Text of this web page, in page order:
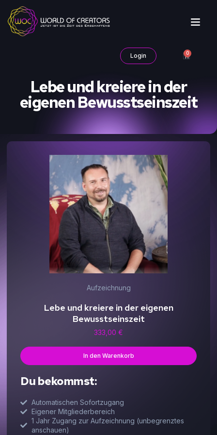
Login 0
Lebe und kreiere in der
eigenen Bewusstseinszeit
Aufzeichnung
Lebe und kreiere in der eigenen
Bewusstseinszeit
333,00 €
In den Warenkorb
Du bekommst:
Automatischen Sofortzugang
Eigener Mitgliederbereich
1 Jahr Zugang zur Aufzeichnung (unbegrenztes
anschauen)